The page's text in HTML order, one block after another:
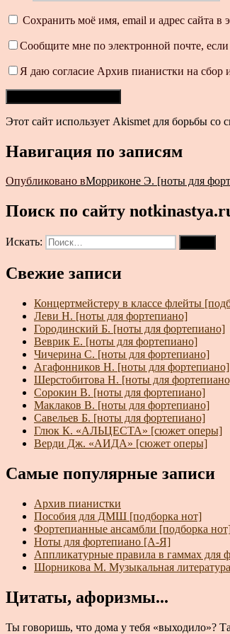
Сохранить моё имя, email и адрес сайта
Сообщите мне по электронной почте,
Я даю согласие Архив пианистки на сбор
Этот сайт использует Akismet для борьбы со
Навигация по записям
Опубликовано вМорриконе Э. [ноты для
Поиск по сайту
Искать:
Свежие записи
Концертмейстеру в классе флейты
Леви Н. [ноты для фортепиано]
Городинский Б. [ноты для фортепиано]
Веврик Е. [ноты для фортепиано]
Чичерина С. [ноты для фортепиано]
Агафонников Н. [ноты для фортепиано]
Шерстобитова Н. [ноты для
Сорокин В. [ноты для фортепиано]
Маклаков В. [ноты для фортепиано]
Савельев Б. [ноты для фортепиано]
Глюк К. «АЛЬЦЕСТА» [сюжет оперы]
Верди Дж. «АИДА» [сюжет оперы]
Самые популярные записи
Архив пианистки
Пособия для ДМШ [подборка нот]
Фортепианные ансамбли [подборка
Ноты для фортепиано [А-Я]
Аппликатурные правила в гаммах для
Шорникова М. Музыкальная
Цитаты, афоризмы...
Ты говоришь, что дома у тебя «выходило»?